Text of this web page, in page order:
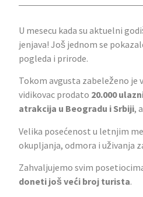
U mesecu kada su aktuelni
jenjava! Još jednom se
pogleda i prirode.
Tokom avgusta zabeleženo je
vidikovac prodato 20.000
atrakcija u Beogradu i Srbiji,
Velika posećenost u letnjim
okupljanja, odmora i uživanja
Zahvaljujemo svim
doneti još veći broj turista.